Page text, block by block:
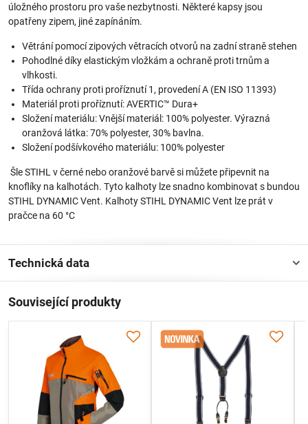
úložného prostoru pro vaše nezbytnosti. Některé kapsy jsou
opatřeny zipem, jiné zapínáním.
Větrání pomocí zipových větracích otvorů na zadní straně stehen
Pohodlné díky elastickým vložkám a ochraně proti trnům a
vlhkosti.
Třída ochrany proti proříznutí 1, provedení A (EN ISO 11393)
Materiál proti proříznutí: AVERTIC™ Dura+
Složení materiálu: Vnější materiál: 100% polyester. Výrazná
oranžová látka: 70% polyester, 30% bavlna.
Složení podšívkového materiálu: 100% polyester
Šle STIHL v černé nebo oranžové barvě si můžete připevnit na
knoflíky na kalhotách. Tyto kalhoty lze snadno kombinovat s bundou
STIHL DYNAMIC Vent. Kalhoty STIHL DYNAMIC Vent lze prát v
pračce na 60 °C
Technická data
Související produkty